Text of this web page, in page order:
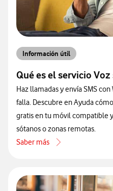
Información útil
Qué es el servicio Voz
Haz llamadas y envía SMS
falla. Descubre en Ayuda
gratis en tu móvil compatible
sótanos o zonas remotas.
Saber más
acerca de Qué es el servicio